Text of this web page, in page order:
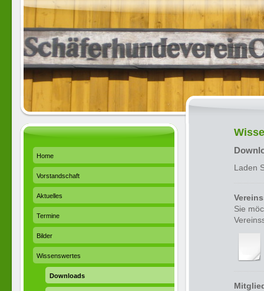
Laden
Sie
Home
Vorstandschaft
Aktuelles
Termine
Bilder
Wissenswertes
Downloads